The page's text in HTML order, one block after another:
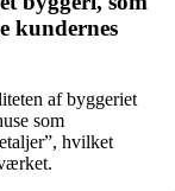
kundernes
af byggeriet
som
hvilket